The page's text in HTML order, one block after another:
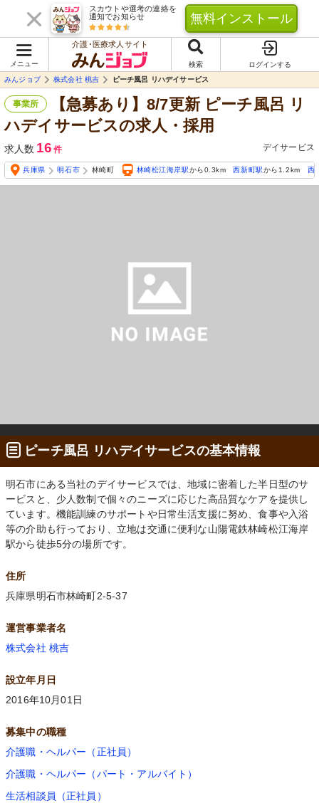
スカウトや選考の連絡を
通知でお知らせ
無料インストール
メニュー
介護･医療求人サイト
検索
ログインする
みんジョブ
株式会社 桃吉 ピーチ風呂 リハデイサービス
事業所
【急募あり】8/7更新 ピーチ風呂 リ
ハデイサービスの求人・採用
求人数 16 件 デイサービス
兵庫県 明石市 林崎町 林崎松江海岸駅から0.3km 西新町駅から1.2km 西
ピーチ風呂 リハデイサービスの基本情報
明石市にある当社のデイサービスでは、地域に密着した半日型のサ
ービスと、少人数制で個々のニーズに応じた高品質なケアを提供し
ています。機能訓練のサポートや日常生活支援に努め、食事や入浴
等の介助も行っており、立地は交通に便利な山陽電鉄林崎松江海岸
駅から徒歩5分の場所です。
住所
兵庫県明石市林崎町2-5-37
運営事業者名
株式会社 桃吉
設立年月日
2016年10月01日
募集中の職種
介護職・ヘルパー（正社員）
介護職・ヘルパー（パート・アルバイト）
生活相談員（正社員）